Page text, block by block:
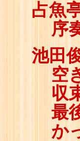
占魚
序
池田
空
収
最
か